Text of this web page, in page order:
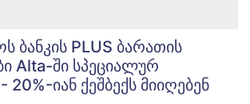
ბანკის PLUS ბარათის
Alta-ში სპეციალურ
20%-იან ქეშბექს მიიღებენ